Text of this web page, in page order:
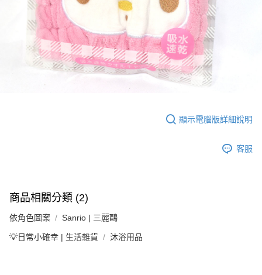
顯示電腦版詳細說明
客服
商品相關分類 (2)
依角色圖案 Sanrio | 三麗鷗
💡日常小確幸 | 生活雜貨 沐浴用品